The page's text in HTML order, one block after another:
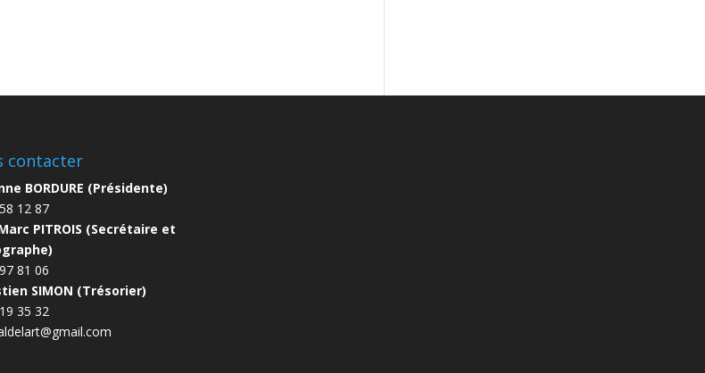
contacter
BORDURE (Présidente)
12 87
PITROIS (Secrétaire et
81 06
SIMON (Trésorier)
35 32